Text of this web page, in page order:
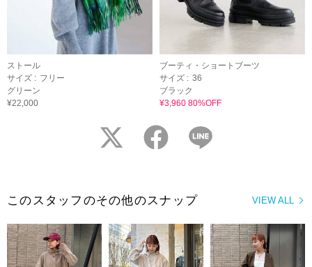
ストール
サイズ : フリー
グリーン
¥22,000
ブーティ・ショートブーツ
サイズ : 36
ブラック
¥3,960 80%OFF
twitter facebook
VIEW ALL
このスタッフのその他のスナップ